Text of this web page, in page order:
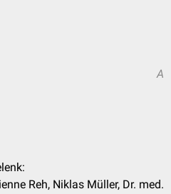
A
Reh, Niklas Müller, Dr. med.